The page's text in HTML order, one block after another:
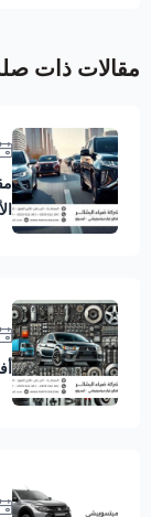
مقالات ذات